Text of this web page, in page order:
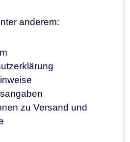
anderem:
zu Versand und